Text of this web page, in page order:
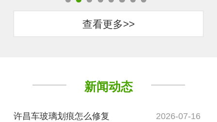
查看更多>>
新闻动态
许昌车玻璃划痕怎么修复 2026-07-16